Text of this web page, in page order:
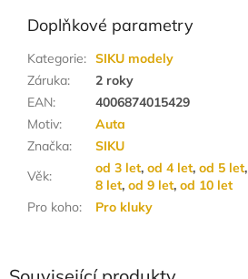
Doplňkové parametry
Kategorie: SIKU modely
Záruka:
2 roky
EAN:
4006874015429
Motiv:
Auta
Značka:
SIKU
Věk: od 3 let, od 4 let, od 5 let,
8 let, od 9 let, od 10 let
Pro koho: Pro kluky